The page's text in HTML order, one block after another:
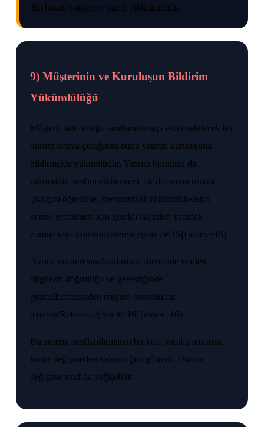
Bu husus müşteriye yazılı bildirilmelidir.
9) Müşterinin ve Kuruluşun Bildirim
Yükümlülüğü
Müşteri, tabi olduğu sınıflandırmayı etkileyebilecek bir
durum ortaya çıktığında bunu yatırım kuruluşuna
bildirmekle yükümlüdür. Yatırım kuruluşu da
müşterinin sınıfını etkileyecek bir durumun ortaya
çıktığını öğrenirse, mevzuattaki yükümlülüklerin
yerine getirilmesi için gerekli işlemleri yapmak
zorundadır. :contentReference[oaicite:15]{index=15}
Ayrıca müşteri sınıflandırması sürecinde verilen
bilgilerin doğruluğu ve gerektiğinde
güncellenmesinden müşteri sorumludur.
:contentReference[oaicite:16]{index=16}
Bu sistem, sınıflandırmanın bir kere yapılıp sonsuza
kadar değişmeden kalmadığını gösterir. Durum
değişirse sınıf da değişebilir.